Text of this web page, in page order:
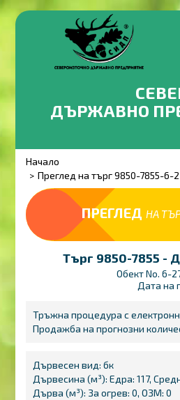
ДЪРЖАВНО
Начало
Преглед на търг 9850-7855-6-
ПРЕГЛЕД НА
Търг 9850-7855 -
Обект No. 6-
Дата на
Тръжна процедура с
Продажба на прогнозни
Дървесен вид: бк
Дървесина (м³): Едра: 117,
Дърва (м³): За огрев: 0, ОЗМ: 0